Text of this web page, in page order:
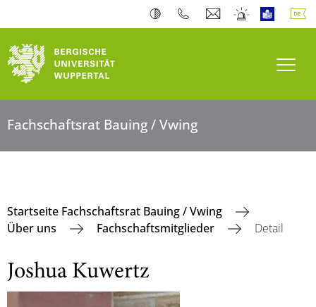
Fachschaftsrat Bauing / Vwing
Startseite Fachschaftsrat Bauing / Vwing
Über uns
Fachschaftsmitglieder Detail
Joshua Kuwertz